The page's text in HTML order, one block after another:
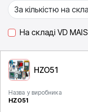
На складі VD MAIS
HZO51
Назва у виробника
HZO51